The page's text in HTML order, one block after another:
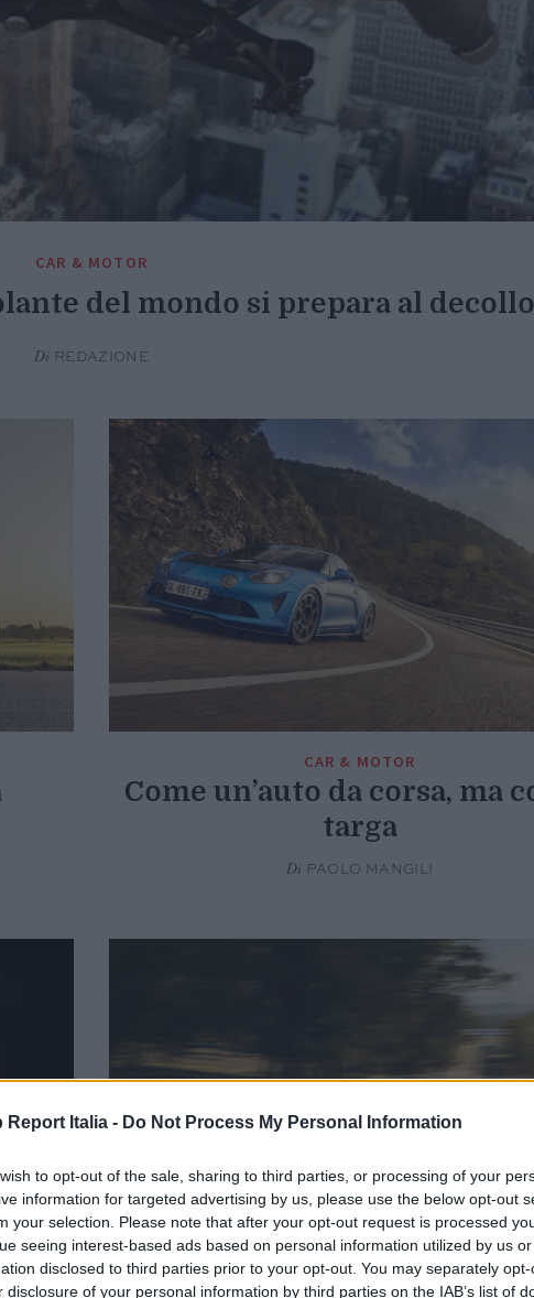
Report Italia - Do Not Process My Personal Information
to opt-out of the sale, sharing to third parties, or processing of your
information for targeted advertising by us, please use the below opt-out
your selection. Please note that after your opt-out request is processed
seeing interest-based ads based on personal information utilized by us
disclosed to third parties prior to your opt-out. You may separately
disclosure of your personal information by third parties on the IAB’s list of
CAR & MOTOR
del mondo si prepara al
Di REDAZIONE
CAR & MOTOR
Come un’auto da corsa, ma
targa
Di PAOLO MANGILI
CAR & MOTOR